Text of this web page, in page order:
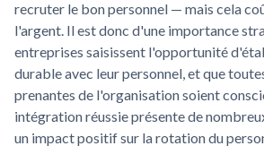
recruter le bon personnel — mais cela
l'argent. Il est donc d'une importance
entreprises saisissent l'opportunité
durable avec leur personnel, et que
prenantes de l'organisation soient
intégration réussie présente de
un impact positif sur la rotation du